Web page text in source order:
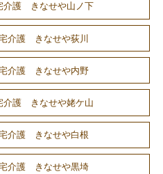
介護 きなせや山ノ下
介護 きなせや荻川
介護 きなせや内野
介護 きなせや姥ケ山
介護 きなせや白根
介護 きなせや黒埼